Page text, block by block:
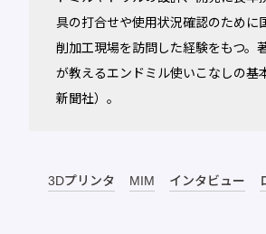
具の打合せや使用状況確認のために
削加工現場を訪問した経験をもつ。
が教えるエンドミル使いこなしの基
新聞社）。
3Dプリンタ MIM インタビュー